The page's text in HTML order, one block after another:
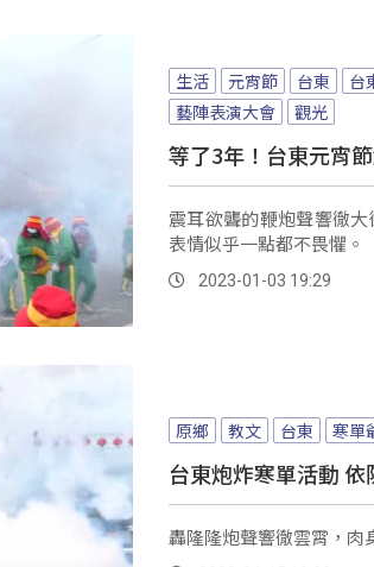
生活 元宵節 台東 台
藝陣表演大會
觀光
等了3年！台東元宵
震耳欲聾的鞭炮聲響徹
表情似乎一點都不畏懼。
2023-01-03 19:29
原鄉 教文 台東 寒單
台東炮炸寒單活動
轟隆隆炮聲響徹雲霄，肉